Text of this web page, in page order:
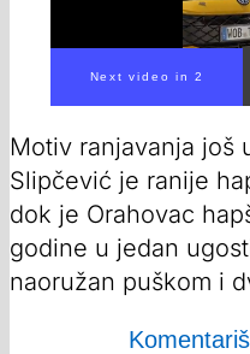
00:00/ 00:20
Motiv ranjavanja još
Slipčević je ranije
dok je Orahovac
godine u jedan
naoružan puškom i